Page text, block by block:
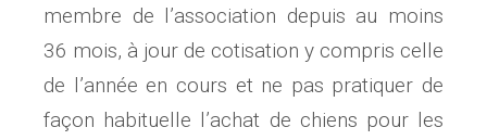
membre de l’association depuis au moins
36 mois, à jour de cotisation y compris celle
de l’année en cours et ne pas pratiquer de
façon habituelle l’achat de chiens pour les